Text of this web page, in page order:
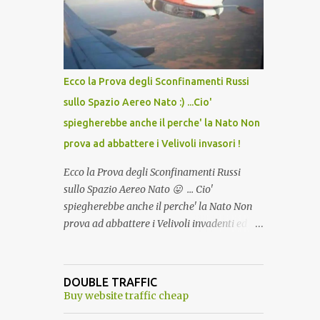
lo scopo della temperatura? Qualcuno a suo
tempo ribattezzo' il Vaccino come: l' Amaro
del Capo, era "spettacolare Ghiacciato, ma
andava bene anche, a Temperatura
Ambiente"! Riproponiamo l'articolo per NON
Ecco la Prova degli Sconfinamenti Russi
sullo Spazio Aereo Nato :) ...Cio'
spiegherebbe anche il perche' la Nato Non
prova ad abbattere i Velivoli invasori !
Ecco la Prova degli Sconfinamenti Russi
sullo Spazio Aereo Nato 😛 ... Cio'
spiegherebbe anche il perche' la Nato Non
prova ad abbattere i Velivoli invadenti ed
alcuna notizia di un'invasione dello spazio
aereo NATO da parte di un robot chiamato
DOUBLE TRAFFIC
Buy website traffic cheap